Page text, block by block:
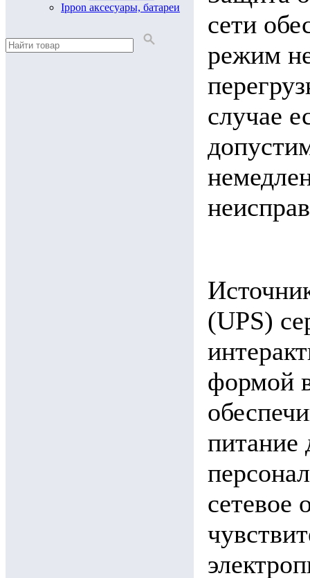
Ippon аксесуары, батареи
сети
режим
случае
(UPS)
формой
питание
сетевое